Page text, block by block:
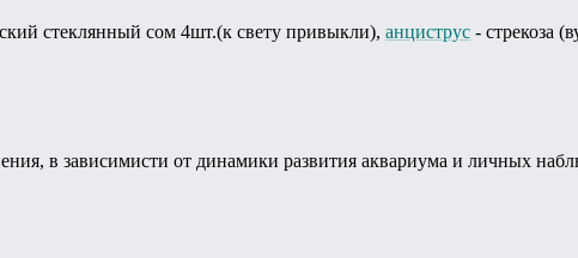
стеклянный сом 4шт.(к свету привыкли), анциструс - стрекоза
в зависимисти от динамики развития аквариума и личных